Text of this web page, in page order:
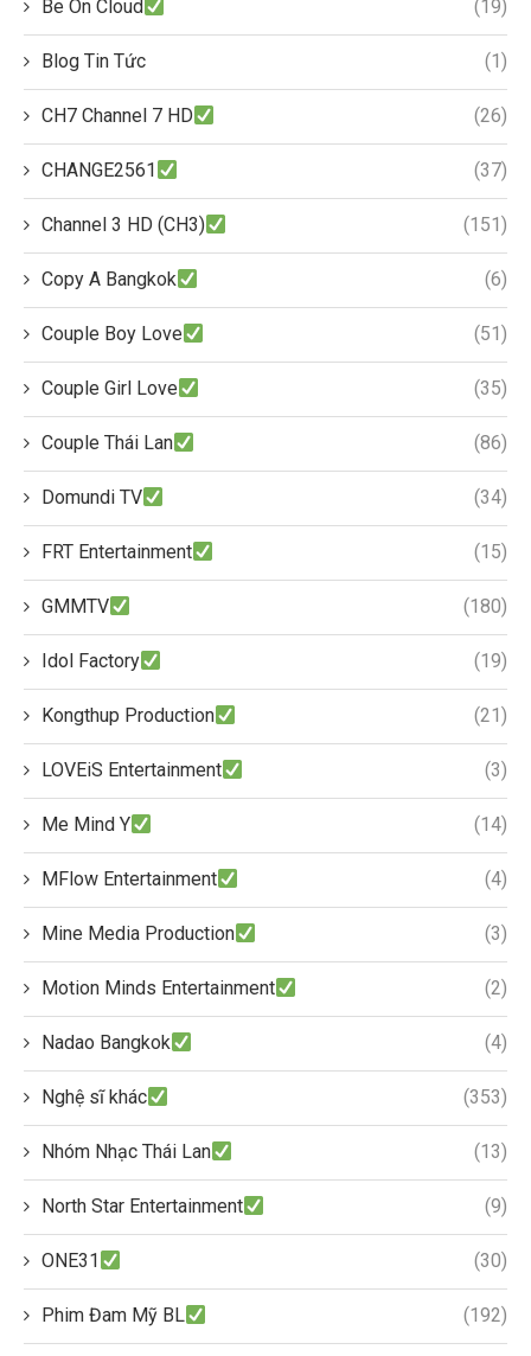
Be On Cloud (19)
Blog Tin Tức (1)
CH7 Channel 7 HD (26)
CHANGE2561 (37)
Channel 3 HD (CH3) (151)
Copy A Bangkok (6)
Couple Boy Love (51)
Couple Girl Love (35)
Couple Thái Lan (86)
Domundi TV (34)
FRT Entertainment (15)
GMMTV (180)
Idol Factory (19)
Kongthup Production (21)
LOVEiS Entertainment (3)
Me Mind Y (14)
MFlow Entertainment (4)
Mine Media Production (3)
Motion Minds Entertainment (2)
Nadao Bangkok (4)
Nghệ sĩ khác (353)
Nhóm Nhạc Thái Lan (13)
North Star Entertainment (9)
ONE31 (30)
Phim Đam Mỹ BL (192)